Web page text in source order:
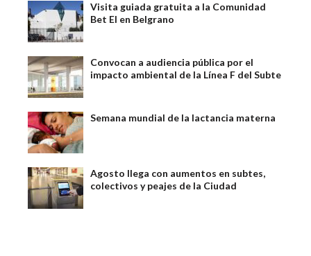
Visita guiada gratuita a la Comunidad
Bet El en Belgrano
Convocan a audiencia pública por el
impacto ambiental de la Línea F del Subte
Semana mundial de la lactancia materna
Agosto llega con aumentos en subtes,
colectivos y peajes de la Ciudad